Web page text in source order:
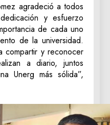
agradeció a todos
y esfuerzo
de cada uno
de la universidad.
compartir y reconocer
a diario, juntos
Unerg más sólida”,